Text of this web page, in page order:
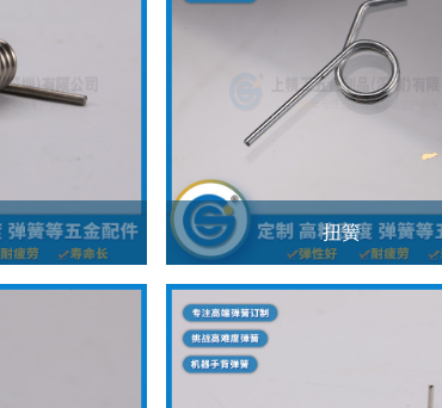
扭簧